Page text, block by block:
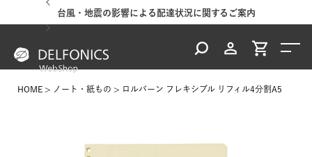
台風・地震の影響による配達状況に関するご案内
HOME ノート・紙もの ロルバーン フレキシブル リフィル4分割A5